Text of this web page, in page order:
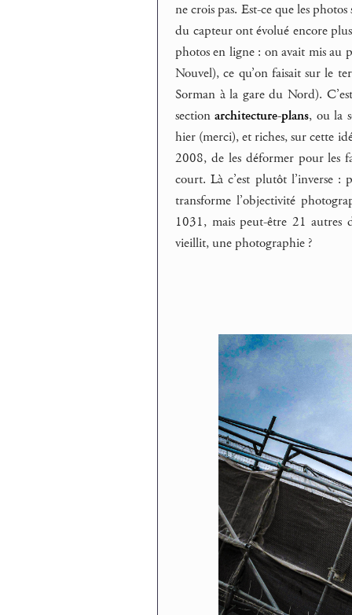
ne crois pas. Est-ce que les
du capteur ont évolué encore
photos en ligne : on avait mis au
Nouvel), ce qu’on faisait sur le
Sorman à la gare du Nord).
sectionarchitecture-plans, ou la
hier (merci), et riches, sur cette
2008, de les déformer pour les
court. Là c’est plutôt l’inverse
transforme l’objectivité
1031, mais peut-être 21 autres
vieillit, une photographie ?